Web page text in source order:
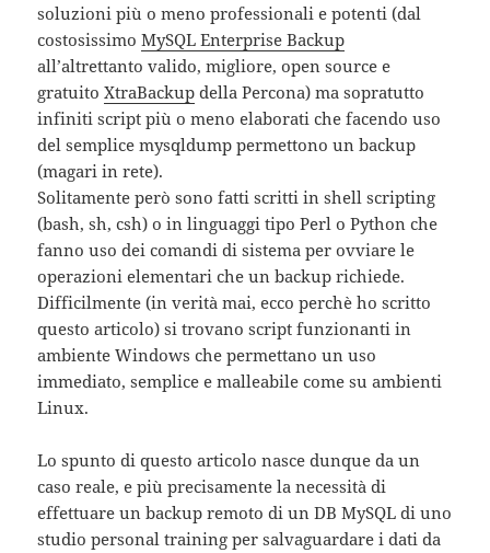
soluzioni più o meno professionali e potenti (dal
costosissimoMySQL Enterprise Backup
all’altrettanto valido, migliore, open source e
gratuitoXtraBackup della Percona) ma sopratutto
infiniti script più o meno elaborati che facendo uso
del semplice mysqldump permettono un backup
(magari in rete).
Solitamente però sono fatti scritti in shell scripting
(bash, sh, csh) o in linguaggi tipo Perl o Python che
fanno uso dei comandi di sistema per ovviare le
operazioni elementari che un backup richiede.
Difficilmente (in verità mai, ecco perchè ho scritto
questo articolo) si trovano script funzionanti in
ambiente Windows che permettano un uso
immediato, semplice e malleabile come su ambienti
Linux.
Lo spunto di questo articolo nasce dunque da un
caso reale, e più precisamente la necessità di
effettuare un backup remoto di un DB MySQL di uno
studio personal training per salvaguardare i dati da